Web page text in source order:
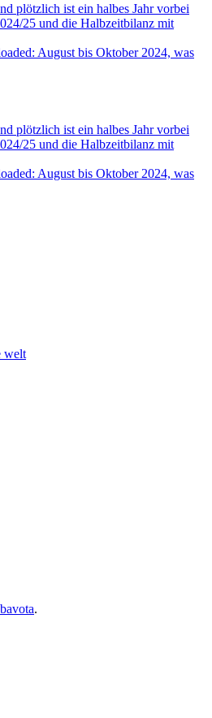
plötzlich ist ein halbes Jahr vorbei
25 und die Halbzeitbilanz mit
August bis Oktober 2024, was
plötzlich ist ein halbes Jahr vorbei
25 und die Halbzeitbilanz mit
August bis Oktober 2024, was
welt
.